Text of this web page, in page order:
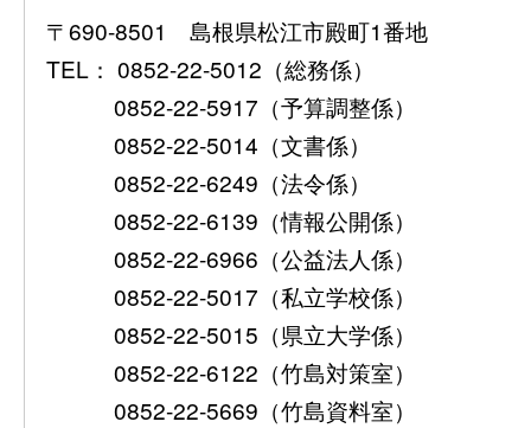
〒690-8501 島根県松江市殿町1番地
TEL： 0852-22-5012（総務係）
0852-22-5917（予算調整係）
0852-22-5014（文書係）
0852-22-6249（法令係）
0852-22-6139（情報公開係）
0852-22-6966（公益法人係）
0852-22-5017（私立学校係）
0852-22-5015（県立大学係）
0852-22-6122（竹島対策室）
0852-22-5669（竹島資料室）